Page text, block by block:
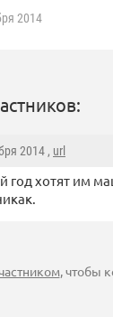
2014
2014 , url
год хотят им
, чтобы